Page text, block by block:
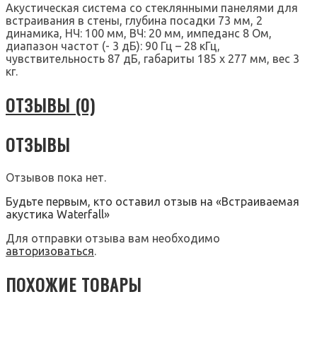
Акустическая система со стеклянными панелями для
встраивания в стены, глубина посадки 73 мм, 2
динамика, НЧ: 100 мм, ВЧ: 20 мм, импеданс 8 Ом,
диапазон частот (- 3 дБ): 90 Гц – 28 кГц,
чувствительность 87 дБ, габариты 185 х 277 мм, вес 3
кг.
ОТЗЫВЫ (0)
ОТЗЫВЫ
Отзывов пока нет.
Будьте первым, кто оставил отзыв на «Встраиваемая
акустика Waterfall»
Для отправки отзыва вам необходимо
авторизоваться.
ПОХОЖИЕ ТОВАРЫ